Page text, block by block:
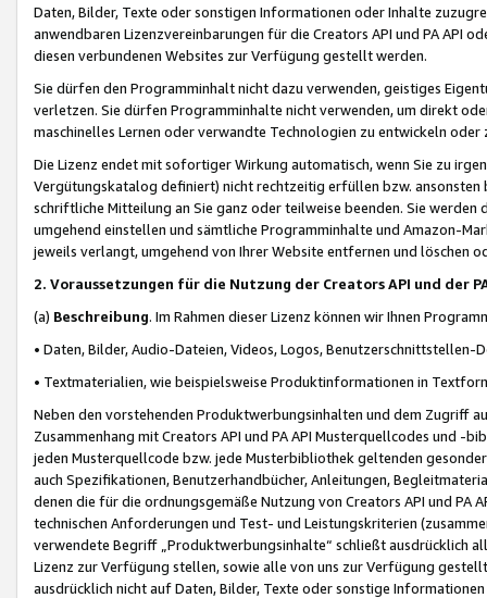
Daten, Bilder, Texte oder sonstigen Informationen oder Inhalte
anwendbaren Lizenzvereinbarungen für die Creators API und PA API
diesen verbundenen Websites zur Verfügung gestellt werden.
Sie dürfen den Programminhalt nicht dazu verwenden, geistiges
verletzen. Sie dürfen Programminhalte nicht verwenden, um direkt
maschinelles Lernen oder verwandte Technologien zu entwickeln
Die Lizenz endet mit sofortiger Wirkung automatisch, wenn Sie zu
Vergütungskatalog definiert) nicht rechtzeitig erfüllen bzw. ansonsten
schriftliche Mitteilung an Sie ganz oder teilweise beenden. Sie werden
umgehend einstellen und sämtliche Programminhalte und Amazon-
jeweils verlangt, umgehend von Ihrer Website entfernen und löschen
2. Voraussetzungen für die Nutzung der Creators API und der
(a) Beschreibung. Im Rahmen dieser Lizenz können wir Ihnen
• Daten, Bilder, Audio-Dateien, Videos, Logos, Benutzerschnittstellen-
• Textmaterialien, wie beispielsweise Produktinformationen in
Neben den vorstehenden Produktwerbungsinhalten und dem Zugriff
Zusammenhang mit Creators API und PA API Musterquellcodes und
jeden Musterquellcode bzw. jede Musterbibliothek geltenden
auch Spezifikationen, Benutzerhandbücher, Anleitungen,
denen die für die ordnungsgemäße Nutzung von Creators API und PA
technischen Anforderungen und Test- und Leistungskriterien
verwendete Begriff „Produktwerbungsinhalte“ schließt ausdrücklich
Lizenz zur Verfügung stellen, sowie alle von uns zur Verfügung
ausdrücklich nicht auf Daten, Bilder, Texte oder sonstige